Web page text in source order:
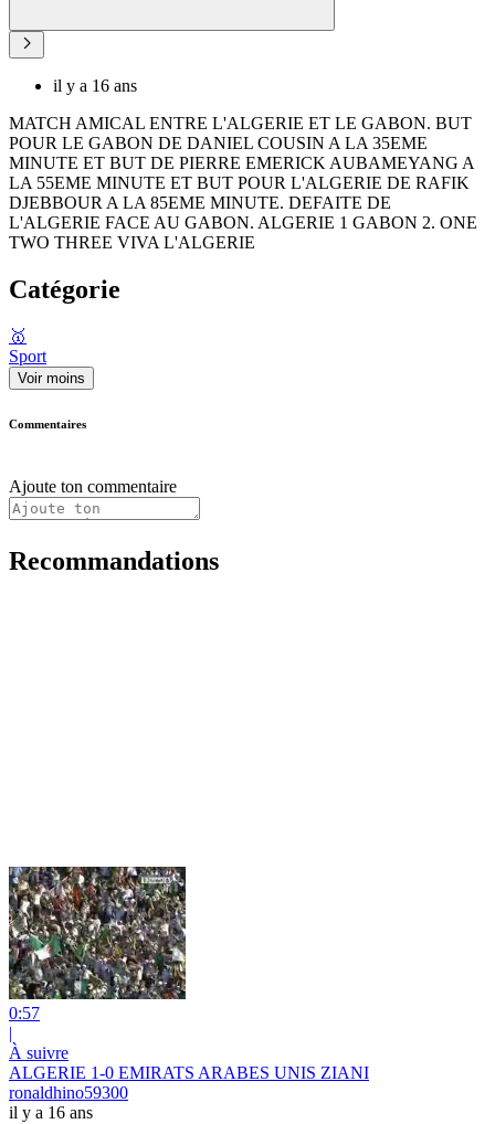
il y a 16 ans
MATCH AMICAL ENTRE L'ALGERIE ET LE GABON. BUT
POUR LE GABON DE DANIEL COUSIN A LA 35EME
MINUTE ET BUT DE PIERRE EMERICK AUBAMEYANG A
LA 55EME MINUTE ET BUT POUR L'ALGERIE DE RAFIK
DJEBBOUR A LA 85EME MINUTE. DEFAITE DE
L'ALGERIE FACE AU GABON. ALGERIE 1 GABON 2. ONE
TWO THREE VIVA L'ALGERIE
Catégorie
🥇
Sport
Voir moins
Commentaires
Ajoute ton commentaire
Recommandations
0:57
|
À suivre
ALGERIE 1-0 EMIRATS ARABES UNIS ZIANI
ronaldhino59300
il y a 16 ans